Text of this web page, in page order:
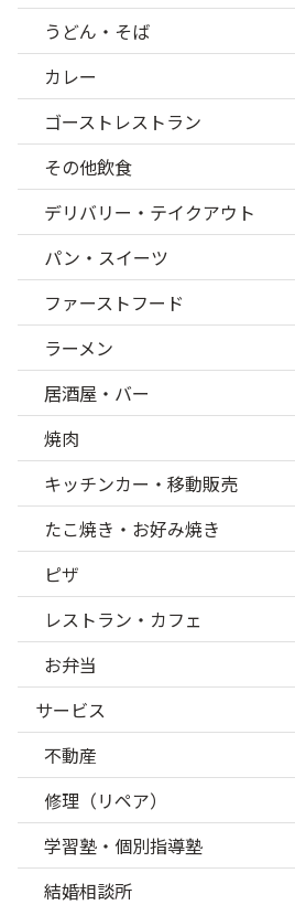
うどん・そば
カレー
ゴーストレストラン
その他飲食
デリバリー・テイクアウト
パン・スイーツ
ファーストフード
ラーメン
居酒屋・バー
焼肉
キッチンカー・移動販売
たこ焼き・お好み焼き
ピザ
レストラン・カフェ
お弁当
サービス
不動産
修理（リペア）
学習塾・個別指導塾
結婚相談所